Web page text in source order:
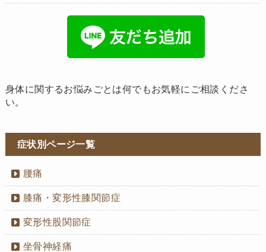
身体に関するお悩みごとは何でもお気軽にご相談くださ
い。
症状別ページ一覧
腰痛
膝痛・変形性膝関節症
変形性股関節症
坐骨神経痛